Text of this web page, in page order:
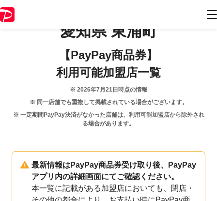
愛知県 東浦町
【PayPay商品券】
利用可能加盟店一覧
※ 2026年7月21日 時点の情報
※ 同一店舗でも重複して掲載されている場合がございます。
※ 一定期間PayPay決済がなかった店舗は、利用可能加盟店から除外され
る場合があります。
最新情報はPayPay商品券受け取り後、PayPay
アプリ内の詳細画面にてご確認ください。
本一覧に記載がある加盟店においても、閉店・